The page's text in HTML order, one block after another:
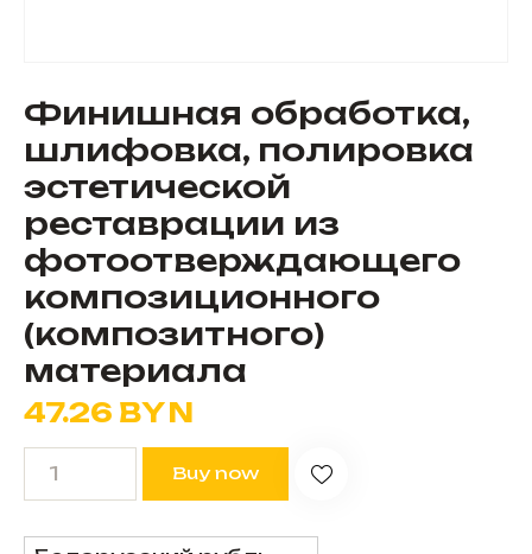
Финишная обработка,
шлифовка, полировка
эстетической
реставрации из
фотоотверждающего
композиционного
(композитного)
материала
47.26 BYN
Buy now